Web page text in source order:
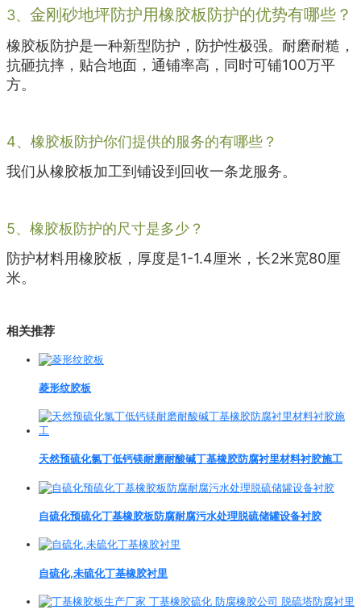
3、 金刚砂地坪防护用橡胶板防护的优势有哪些？
橡胶板防护是一种新型防护，防护性极强。耐磨耐糙，
抗砸抗摔，贴合地面，通铺率高，同时可铺100万平
方。
4、橡胶板防护你们提供的服务的有哪些？
我们从橡胶板加工到铺设到回收一条龙服务。
5、橡胶板防护的尺寸是多少？
防护材料用橡胶板，厚度是1-1.4厘米，长2米宽80厘
米。
相关推荐
菱形纹胶板
天然预硫化氯丁低钙镁耐磨耐酸碱丁基橡胶防腐衬里材料衬胶施工
自硫化预硫化丁基橡胶板防腐耐腐污水处理脱硫储罐设备衬胶
自硫化,未硫化丁基橡胶衬里